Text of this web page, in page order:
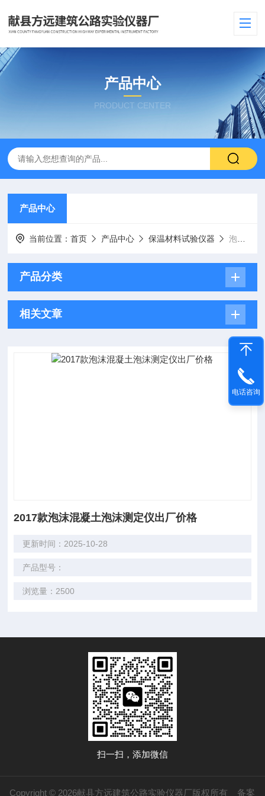
产品中心
PRODUCT CENTER
产品中心
当前位置：首页 产品中心 保温材料试验仪器 泡沫混凝土泡沫测定仪
产品分类
相关文章
2017款泡沫混凝土泡沫测定仪出厂价格
更新时间：2025-10-28
产品型号：
浏览量：2500
扫一扫，添加微信
Copyright © 2026献县方远建筑公路实验仪器厂版权所有 备案
电话咨询